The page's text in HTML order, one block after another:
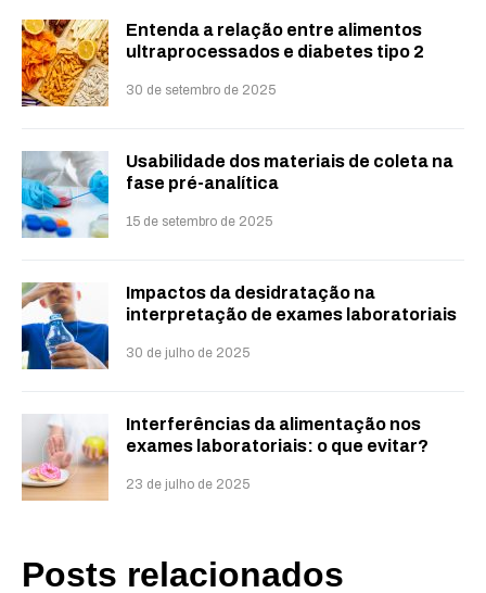
Entenda a relação entre alimentos
ultraprocessados e diabetes tipo 2
30 de setembro de 2025
Usabilidade dos materiais de coleta na
fase pré-analítica
15 de setembro de 2025
Impactos da desidratação na
interpretação de exames laboratoriais
30 de julho de 2025
Interferências da alimentação nos
exames laboratoriais: o que evitar?
23 de julho de 2025
Posts relacionados